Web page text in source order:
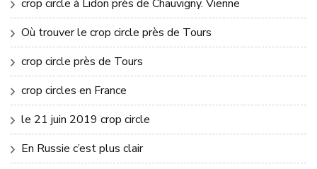
crop circle à Lidon près de Chauvigny. Vienne
Où trouver le crop circle près de Tours
crop circle près de Tours
crop circles en France
le 21 juin 2019 crop circle
En Russie c’est plus clair